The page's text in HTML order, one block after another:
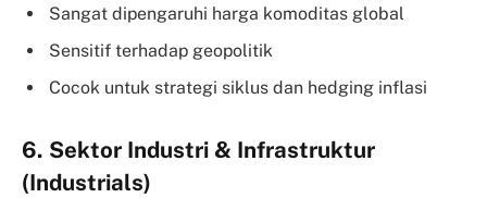
Sangat dipengaruhi harga komoditas global
Sensitif terhadap geopolitik
Cocok untuk strategi siklus dan hedging inflasi
6. Sektor Industri & Infrastruktur
(Industrials)